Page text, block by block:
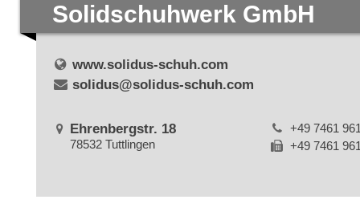
Solidschuhwerk GmbH
www.solidus-schuh.com
solidus@solidus-schuh.com
Ehrenbergstr. 18
78532 Tuttlingen
+49 7461
+49 7461